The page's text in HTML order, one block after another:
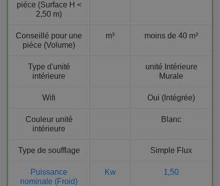
piéce (Surface H <
2,50 m)
Conseillé pour une
piéce (Volume)
m³ moins de 40 m³
Type d'unité
intérieure
unité Intérieure
Murale
Wifi Oui (Intégrée)
Couleur unité
intérieure
Blanc
Type de soufflage Simple Flux
Puissance
nominale (Froid)
Kw 1,50